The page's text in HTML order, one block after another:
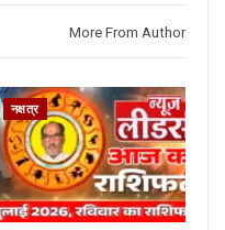
More From Author
नक्षत्र